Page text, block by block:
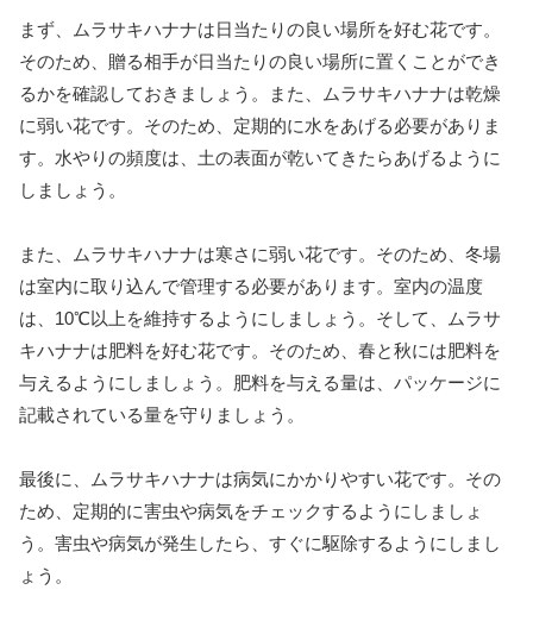
まず、ムラサキハナナは日当たりの良い場所を好む花です。
そのため、贈る相手が日当たりの良い場所に置くことができ
るかを確認しておきましょう。また、ムラサキハナナは乾燥
に弱い花です。そのため、定期的に水をあげる必要がありま
す。水やりの頻度は、土の表面が乾いてきたらあげるように
しましょう。
また、ムラサキハナナは寒さに弱い花です。そのため、冬場
は室内に取り込んで管理する必要があります。室内の温度
は、10℃以上を維持するようにしましょう。そして、ムラサ
キハナナは肥料を好む花です。そのため、春と秋には肥料を
与えるようにしましょう。肥料を与える量は、パッケージに
記載されている量を守りましょう。
最後に、ムラサキハナナは病気にかかりやすい花です。その
ため、定期的に害虫や病気をチェックするようにしましょ
う。害虫や病気が発生したら、すぐに駆除するようにしまし
ょう。